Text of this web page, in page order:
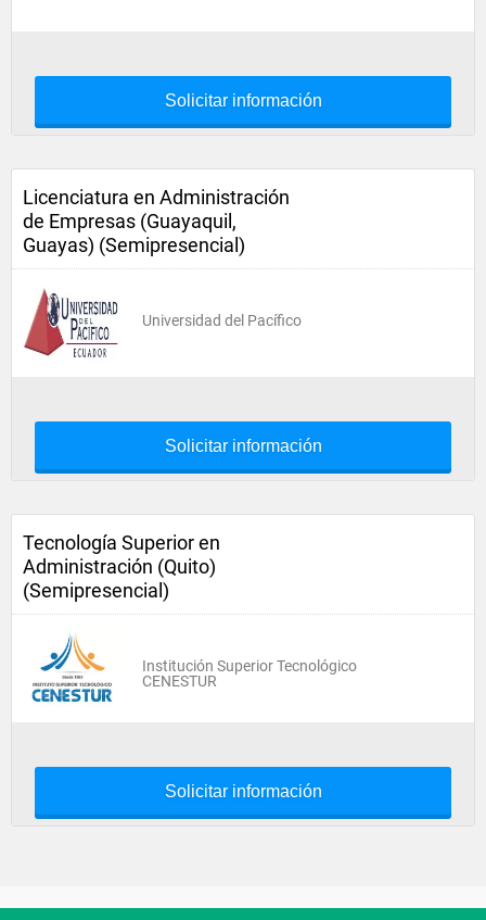
Solicitar información
Licenciatura en Administración
de Empresas (Guayaquil,
Guayas) (Semipresencial)
Universidad del Pacífico
Solicitar información
Tecnología Superior en
Administración (Quito)
(Semipresencial)
Institución Superior Tecnológico
CENESTUR
Solicitar información